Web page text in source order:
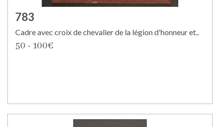
783
Cadre avec croix de chevalier de la légion d'honneur et..
50 - 100€